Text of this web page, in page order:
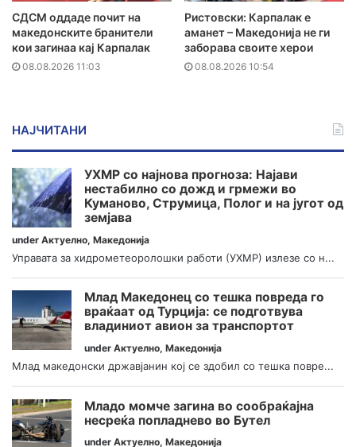
СДСМ оддаде почит на
македонските бранители
кои загинаа кај Карпалак
08.08.2026 11:03
Ристовски: Карпалак е
аманет – Македонија не ги
заборава своите херои
08.08.2026 10:54
НАЈЧИТАНИ
УХМР со најнова прогноза: Најави
нестабилно со дожд и грмежи во
Куманово, Струмица, Полог и на југот од
земјава
under Актуелно, Македонија
Управата за хидрометеоролошки работи (УХМР) излезе со н...
Млад Македонец со тешка повреда го
враќаат од Турција: се подготвува
владиниот авион за транспортот
under Актуелно, Македонија
Млад македонски државјанин кој се здобил со тешка повре...
Младо момче загина во сообраќајна
несреќа попладнево во Бутел
under Актуелно, Македонија